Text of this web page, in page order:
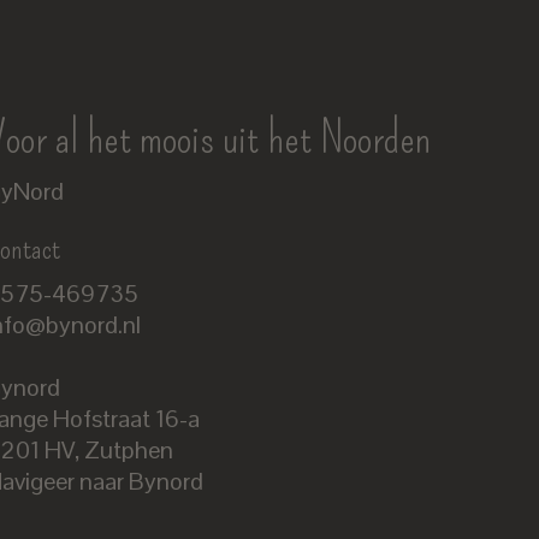
al het moois uit het Noorden
469735
Hofstraat 16-a
HV, Zutphen
naar Bynord